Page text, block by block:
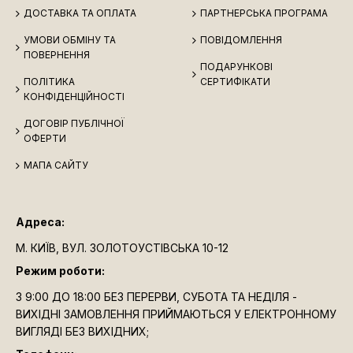
ДОСТАВКА ТА ОПЛАТА
УМОВИ ОБМІНУ ТА
ПОВЕРНЕННЯ
ПОЛІТИКА
КОНФІДЕНЦІЙНОСТІ
ДОГОВІР ПУБЛІЧНОЇ
ОФЕРТИ
МАПА САЙТУ
ПАРТНЕРСЬКА ПРОГРАМА
ПОВІДОМЛЕННЯ
ПОДАРУНКОВІ
СЕРТИФІКАТИ
Адреса:
М. КИЇВ, ВУЛ. ЗОЛОТОУСТІВСЬКА 10-12
Режим роботи:
З 9:00 ДО 18:00 БЕЗ ПЕРЕРВИ, СУБОТА ТА НЕДІЛЯ -
ВИХІДНІ ЗАМОВЛЕННЯ ПРИЙМАЮТЬСЯ У ЕЛЕКТРОННОМУ
ВИГЛЯДІ БЕЗ ВИХІДНИХ;